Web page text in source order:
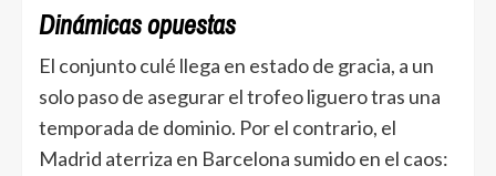
Dinámicas opuestas
El conjunto culé llega en estado de gracia, a un
solo paso de asegurar el trofeo liguero tras una
temporada de dominio. Por el contrario, el
Madrid aterriza en Barcelona sumido en el caos: